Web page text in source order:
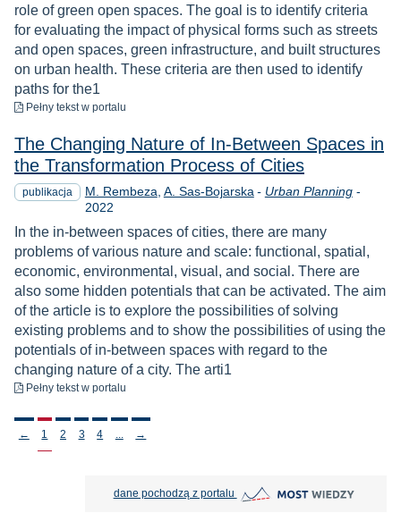
role of green open spaces. The goal is to identify criteria
for evaluating the impact of physical forms such as streets
and open spaces, green infrastructure, and built structures
on urban health. These criteria are then used to identify
paths for the1
Pełny tekstdo pobrania
w portalu
The Changing Nature of In‐Between Spaces in
the Transformation Process of Cities
publikacja M. Rembeza A. Sas-Bojarska - Urban Planning-Rok
2022
In the in‐between spaces of cities, there are many
problems of various nature and scale: functional, spatial,
economic, environmental, visual, and social. There are
also some hidden potentials that can be activated. The aim
of the article is to explore the possibilities of solving
existing problems and to show the possibilities of using the
potentials of in‐between spaces with regard to the
changing nature of a city. The arti1
Pełny tekst do pobrania
w portalu
Stronicowanie
← 1 2 3 4 →
dane pochodzą z portalu MOST Wiedzy otwiera się w